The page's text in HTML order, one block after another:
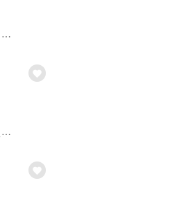
気仙沼湾を眺めながら、お湯に包まれる癒やしのひととき。港町ならではの海の幸だけではなく、明治創業・老舗菓子店の意外な人気メニューも紹介します。【放送局】東日本放送【放送日】2025年10月9日(木)
今回は宮城から。自然豊かな大崎市の加護坊温泉で、県内最大級の広さを誇る露天風呂を堪能します。さらに、温泉の後に食べたいアロエをふんだんに使ったオリジナルメニューも登場します。【放送局】東日本放送【放送日】2025年9月1日(月)